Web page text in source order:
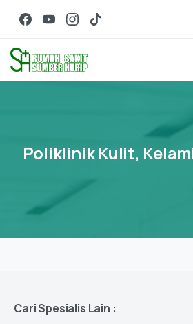
Poliklinik Kulit,
Cari Spesialis Lain :